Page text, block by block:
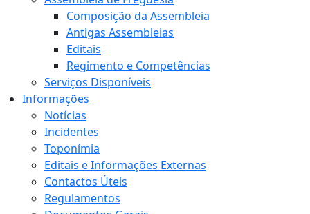
Composição da Assembleia
Antigas Assembleias
Editais
Regimento e Competências
Serviços Disponíveis
Informações
Notícias
Incidentes
Toponímia
Editais e Informações Externas
Contactos Úteis
Regulamentos